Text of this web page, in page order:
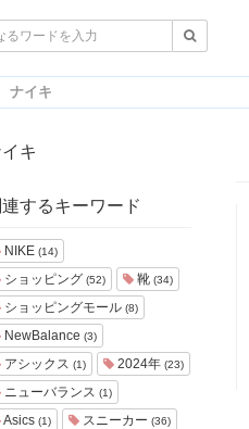
ナイキ
キ
するキーワード
NIKE (14)
ショッピング (52) 靴 (34)
ショッピングモール (8)
NewBalance (3)
アシックス (1) 2024年 (23)
ニューバランス (1)
Asics (1) スニーカー (36)